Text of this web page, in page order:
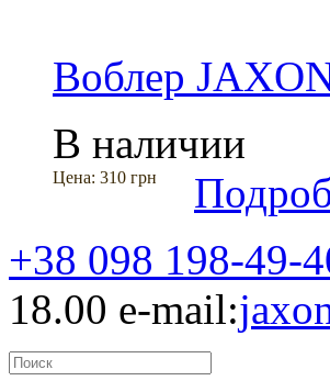
Воблер
В наличии
Цена: 310 грн
+38 098 198-49-
18.00 e-mail: